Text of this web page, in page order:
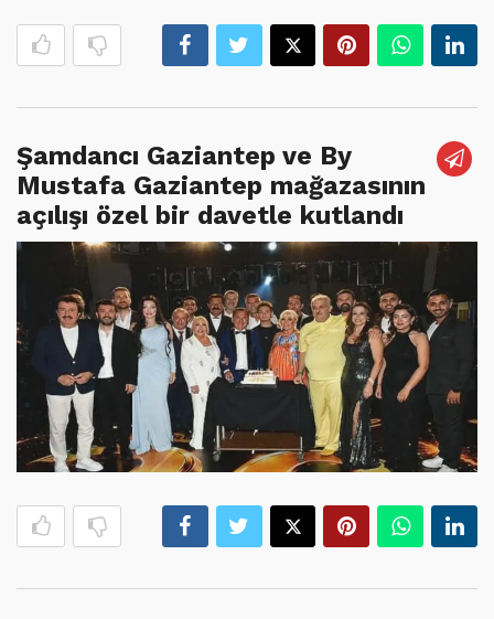
Şamdancı Gaziantep ve By
Mustafa Gaziantep mağazasının
açılışı özel bir davetle kutlandı